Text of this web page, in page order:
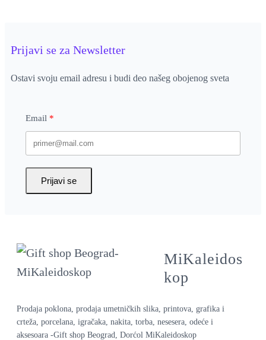
Prijavi se za Newsletter
Ostavi svoju email adresu i budi deo našeg obojenog sveta
Email
Prijavi se
MiKaleidos
kop
Prodaja poklona, prodaja umetničkih slika, printova, grafika i
crteža, porcelana, igračaka, nakita, torba, nesesera, odeće i
aksesoara -Gift shop Beograd, Dorćol MiKaleidoskop